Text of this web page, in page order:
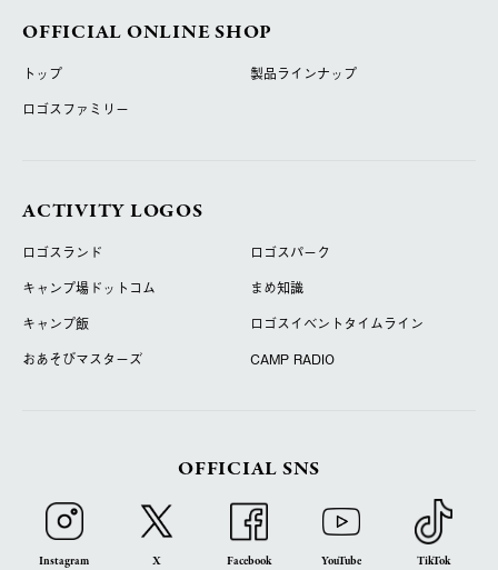
OFFICIAL ONLINE SHOP
トップ
製品ラインナップ
ロゴスファミリー
ACTIVITY LOGOS
ロゴスランド
ロゴスパーク
キャンプ場ドットコム
まめ知識
キャンプ飯
ロゴスイベントタイムライン
おあそびマスターズ
CAMP RADIO
OFFICIAL SNS
Instagram X Facebook YouTube TikTok